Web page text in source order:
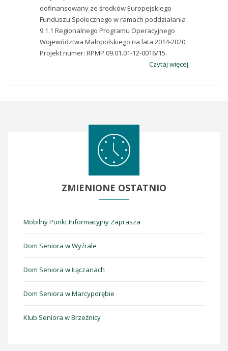
dofinansowany ze środków Europejskiego
Funduszu Społecznego w ramach poddziałania
9.1.1 Regionalnego Programu Operacyjnego
Województwa Małopolskiego na lata 2014-2020.
Projekt numer: RPMP.09.01.01-12-0016/15.
Czytaj więcej
ZMIENIONE OSTATNIO
Mobilny Punkt Informacyjny Zaprasza
Dom Seniora w Wyźrale
Dom Seniora w Łączanach
Dom Seniora w Marcyporębie
Klub Seniora w Brzeźnicy